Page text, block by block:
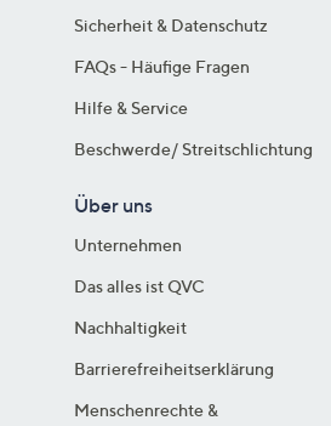
Sicherheit & Datenschutz
FAQs - Häufige Fragen
Hilfe & Service
Beschwerde/ Streitschlichtung
Über uns
Unternehmen
Das alles ist QVC
Nachhaltigkeit
Barrierefreiheitserklärung
Menschenrechte &